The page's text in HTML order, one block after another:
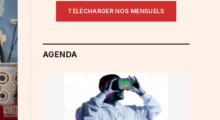
TÉLÉCHARGER NOS MENSUELS
AGENDA